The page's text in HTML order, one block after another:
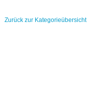
Zurück zur Kategorieübersicht